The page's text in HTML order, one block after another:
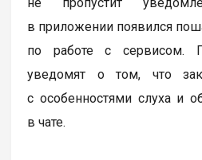
в приложении появился
по работе с сервисом.
уведомят о том, что
с особенностями слуха и
в чате.